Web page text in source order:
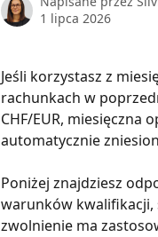
1 lipca 2026
Jeśli korzystasz z
rachunkach w
CHF/EUR, miesięczna
automatycznie
Poniżej znajdziesz
warunków kwalifikacji,
zwolnienie ma